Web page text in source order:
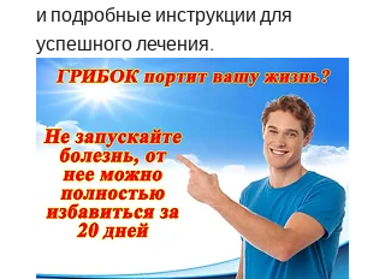
и подробные инструкции для
успешного лечения.